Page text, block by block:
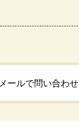
メールで問い合わせ